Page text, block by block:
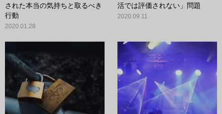
された本当の気持ちと取るべき
行動
2020.01.28
活では評価されない」問題
2020.09.11